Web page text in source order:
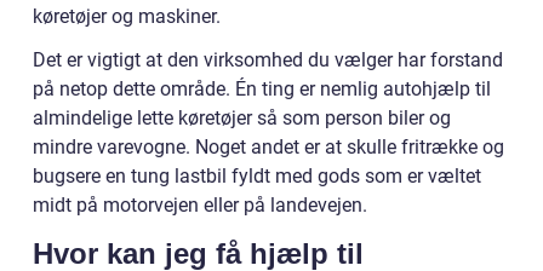
køretøjer og maskiner.
Det er vigtigt at den virksomhed du vælger har forstand
på netop dette område. Én ting er nemlig autohjælp til
almindelige lette køretøjer så som person biler og
mindre varevogne. Noget andet er at skulle fritrække og
bugsere en tung lastbil fyldt med gods som er væltet
midt på motorvejen eller på landevejen.
Hvor kan jeg få hjælp til